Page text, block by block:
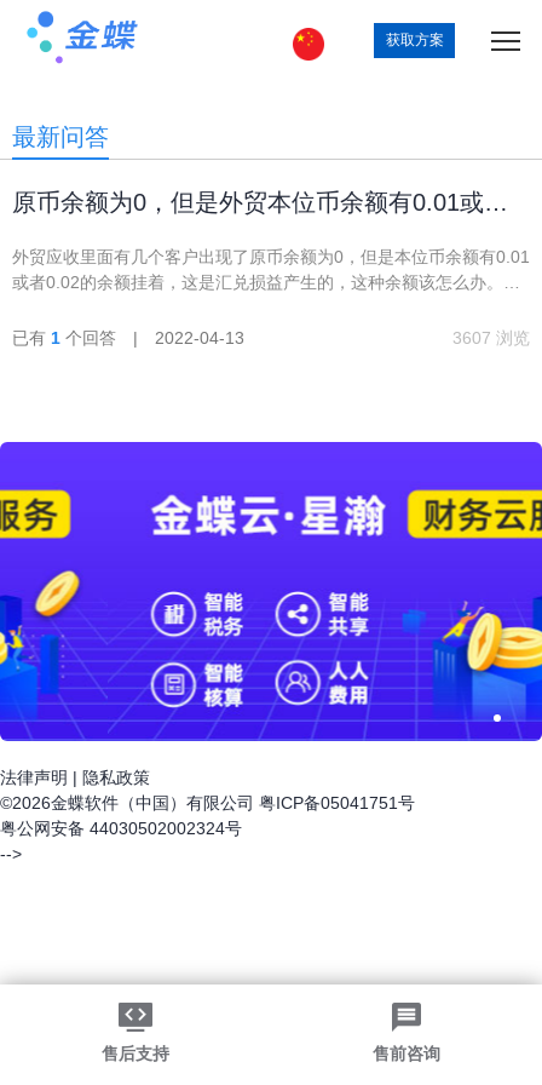
获取方案
售后支持 售前咨询
最新问答
原币余额为0，但是外贸本位币余额有0.01或者
外贸应收里面有几个客户出现了原币余额为0，但是本位币余额有0.01
或者0.02的余额挂着，这是汇兑损益产生的，这种余额该怎么办。因
对后续产生影响。
已有 1 个回答 | 2022-04-13 3607 浏览
法律声明 | 隐私政策
©2026金蝶软件（中国）有限公司 粤ICP备05041751号
粤公网安备 44030502002324号
-->